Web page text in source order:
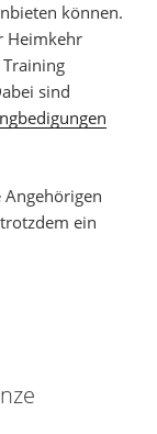
können.
Heimkehr
sind
ein